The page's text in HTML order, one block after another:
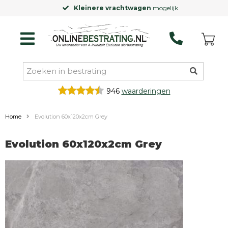
Kleinere vrachtwagenmogelijk
946 waarderingen
Home Evolution 60x120x2cm Grey
Evolution 60x120x2cm Grey